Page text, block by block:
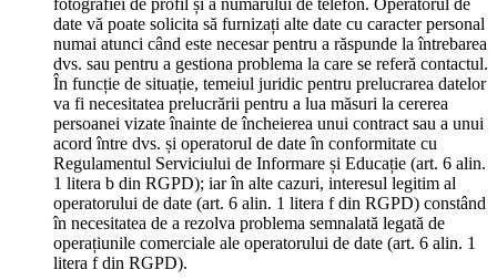
fotografiei de profil și a numărului de telefon. Operatorul de
date vă poate solicita să furnizați alte date cu caracter personal
numai atunci când este necesar pentru a răspunde la întrebarea
dvs. sau pentru a gestiona problema la care se referă contactul.
În funcție de situație, temeiul juridic pentru prelucrarea datelor
va fi necesitatea prelucrării pentru a lua măsuri la cererea
persoanei vizate înainte de încheierea unui contract sau a unui
acord între dvs. și operatorul de date în conformitate cu
Regulamentul Serviciului de Informare și Educație (art. 6 alin.
1 litera b din RGPD); iar în alte cazuri, interesul legitim al
operatorului de date (art. 6 alin. 1 litera f din RGPD) constând
în necesitatea de a rezolva problema semnalată legată de
operațiunile comerciale ale operatorului de date (art. 6 alin. 1
litera f din RGPD).